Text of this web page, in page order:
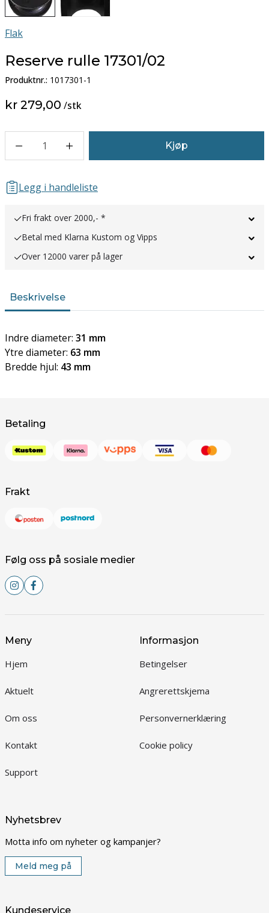
Flak
Reserve rulle 17301/02
Produktnr.: 1017301-1
kr 279,00 /stk
1 Kjøp
Legg i handleliste
Fri frakt over 2000,- *
Betal med Klarna Kustom og Vipps
Over 12000 varer på lager
Beskrivelse
Indre diameter: 31 mm
Ytre diameter: 63 mm
Bredde hjul: 43 mm
Betaling
Frakt
Følg oss på sosiale medier
Meny
Hjem
Aktuelt
Om oss
Kontakt
Support
Informasjon
Betingelser
Angrerettskjema
Personvernerklæring
Cookie policy
Nyhetsbrev
Motta info om nyheter og kampanjer?
Meld meg på
Kundeservice